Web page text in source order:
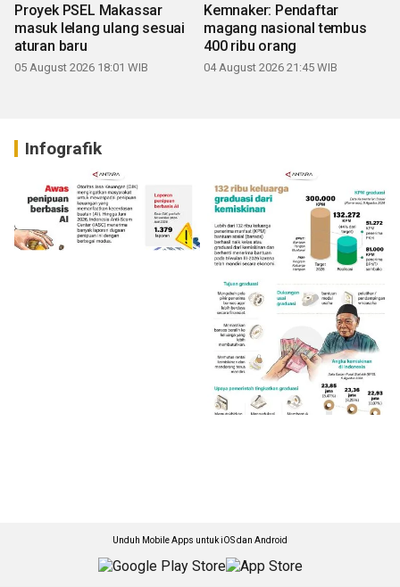
Proyek PSEL Makassar
masuk lelang ulang sesuai
aturan baru
05 August 2026 18:01 WIB
Kemnaker: Pendaftar
magang nasional tembus
400 ribu orang
04 August 2026 21:45 WIB
Infografik
Unduh Mobile Apps untuk iOS dan Android